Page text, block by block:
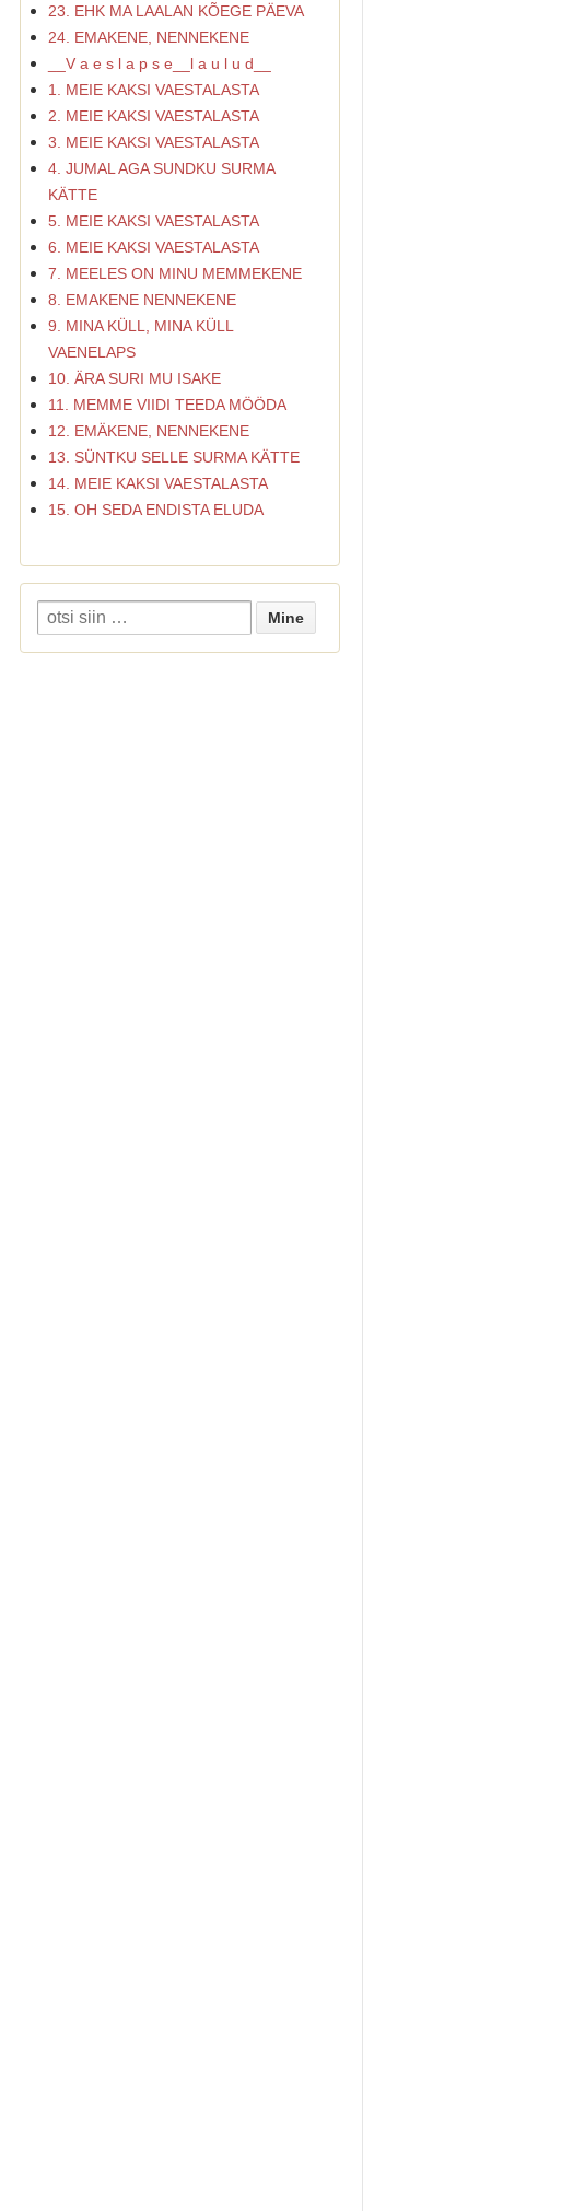
23. EHK MA LAALAN KÕEGE PÄEVA
24. EMAKENE, NENNEKENE
__V a e s l a p s e__l a u l u d__
1. MEIE KAKSI VAESTALASTA
2. MEIE KAKSI VAESTALASTA
3. MEIE KAKSI VAESTALASTA
4. JUMAL AGA SUNDKU SURMA
KÄTTE
5. MEIE KAKSI VAESTALASTA
6. MEIE KAKSI VAESTALASTA
7. MEELES ON MINU MEMMEKENE
8. EMAKENE NENNEKENE
9. MINA KÜLL, MINA KÜLL
VAENELAPS
10. ÄRA SURI MU ISAKE
11. MEMME VIIDI TEEDA MÖÖDA
12. EMÄKENE, NENNEKENE
13. SÜNTKU SELLE SURMA KÄTTE
14. MEIE KAKSI VAESTALASTA
15. OH SEDA ENDISTA ELUDA